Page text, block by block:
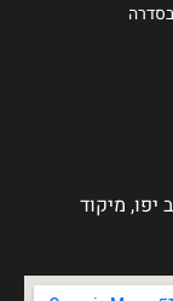
12 תל אביב יפו, מיקוד